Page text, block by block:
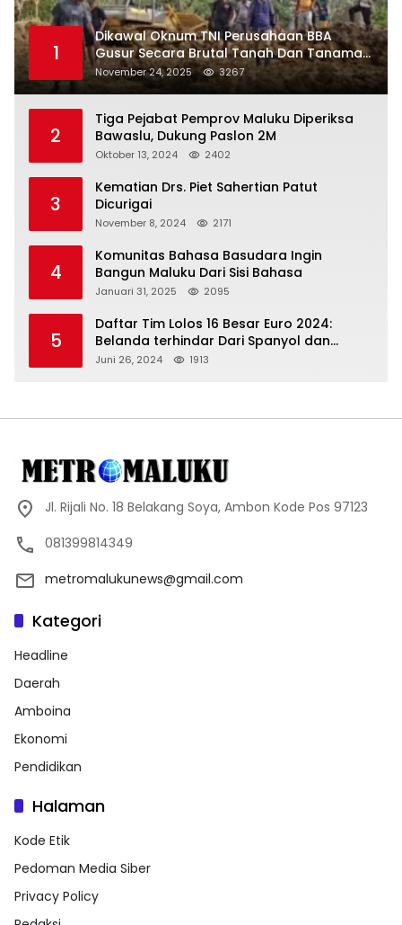
1
Dikawal Oknum TNI Perusahaan BBA
Gusur Secara Brutal Tanah Dan Tanaman
Warga, Akademisi Unpatti Minta Pangdam
Tertibkan Anggotanya
November 24, 2025 3267
2
Tiga Pejabat Pemprov Maluku Diperiksa
Bawaslu, Dukung Paslon 2M
Oktober 13, 2024 2402
3
Kematian Drs. Piet Sahertian Patut
Dicurigai
November 8, 2024 2171
4
Komunitas Bahasa Basudara Ingin
Bangun Maluku Dari Sisi Bahasa
Januari 31, 2025 2095
5
Daftar Tim Lolos 16 Besar Euro 2024:
Belanda terhindar Dari Spanyol dan
Ingriss, Prancis Bertemu Belgia
Juni 26, 2024 1913
Jl. Rijali No. 18 Belakang Soya, Ambon Kode Pos 97123
081399814349
metromalukunews@gmail.com
Kategori
Headline
Daerah
Amboina
Ekonomi
Pendidikan
Halaman
Kode Etik
Pedoman Media Siber
Privacy Policy